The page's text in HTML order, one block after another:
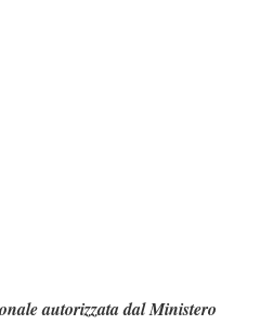
autorizzata dal Ministero